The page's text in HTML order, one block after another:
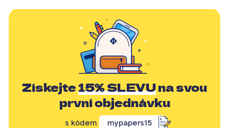
Získejte15% SLEVUna svou
první objednávku
s kódem mypapers15